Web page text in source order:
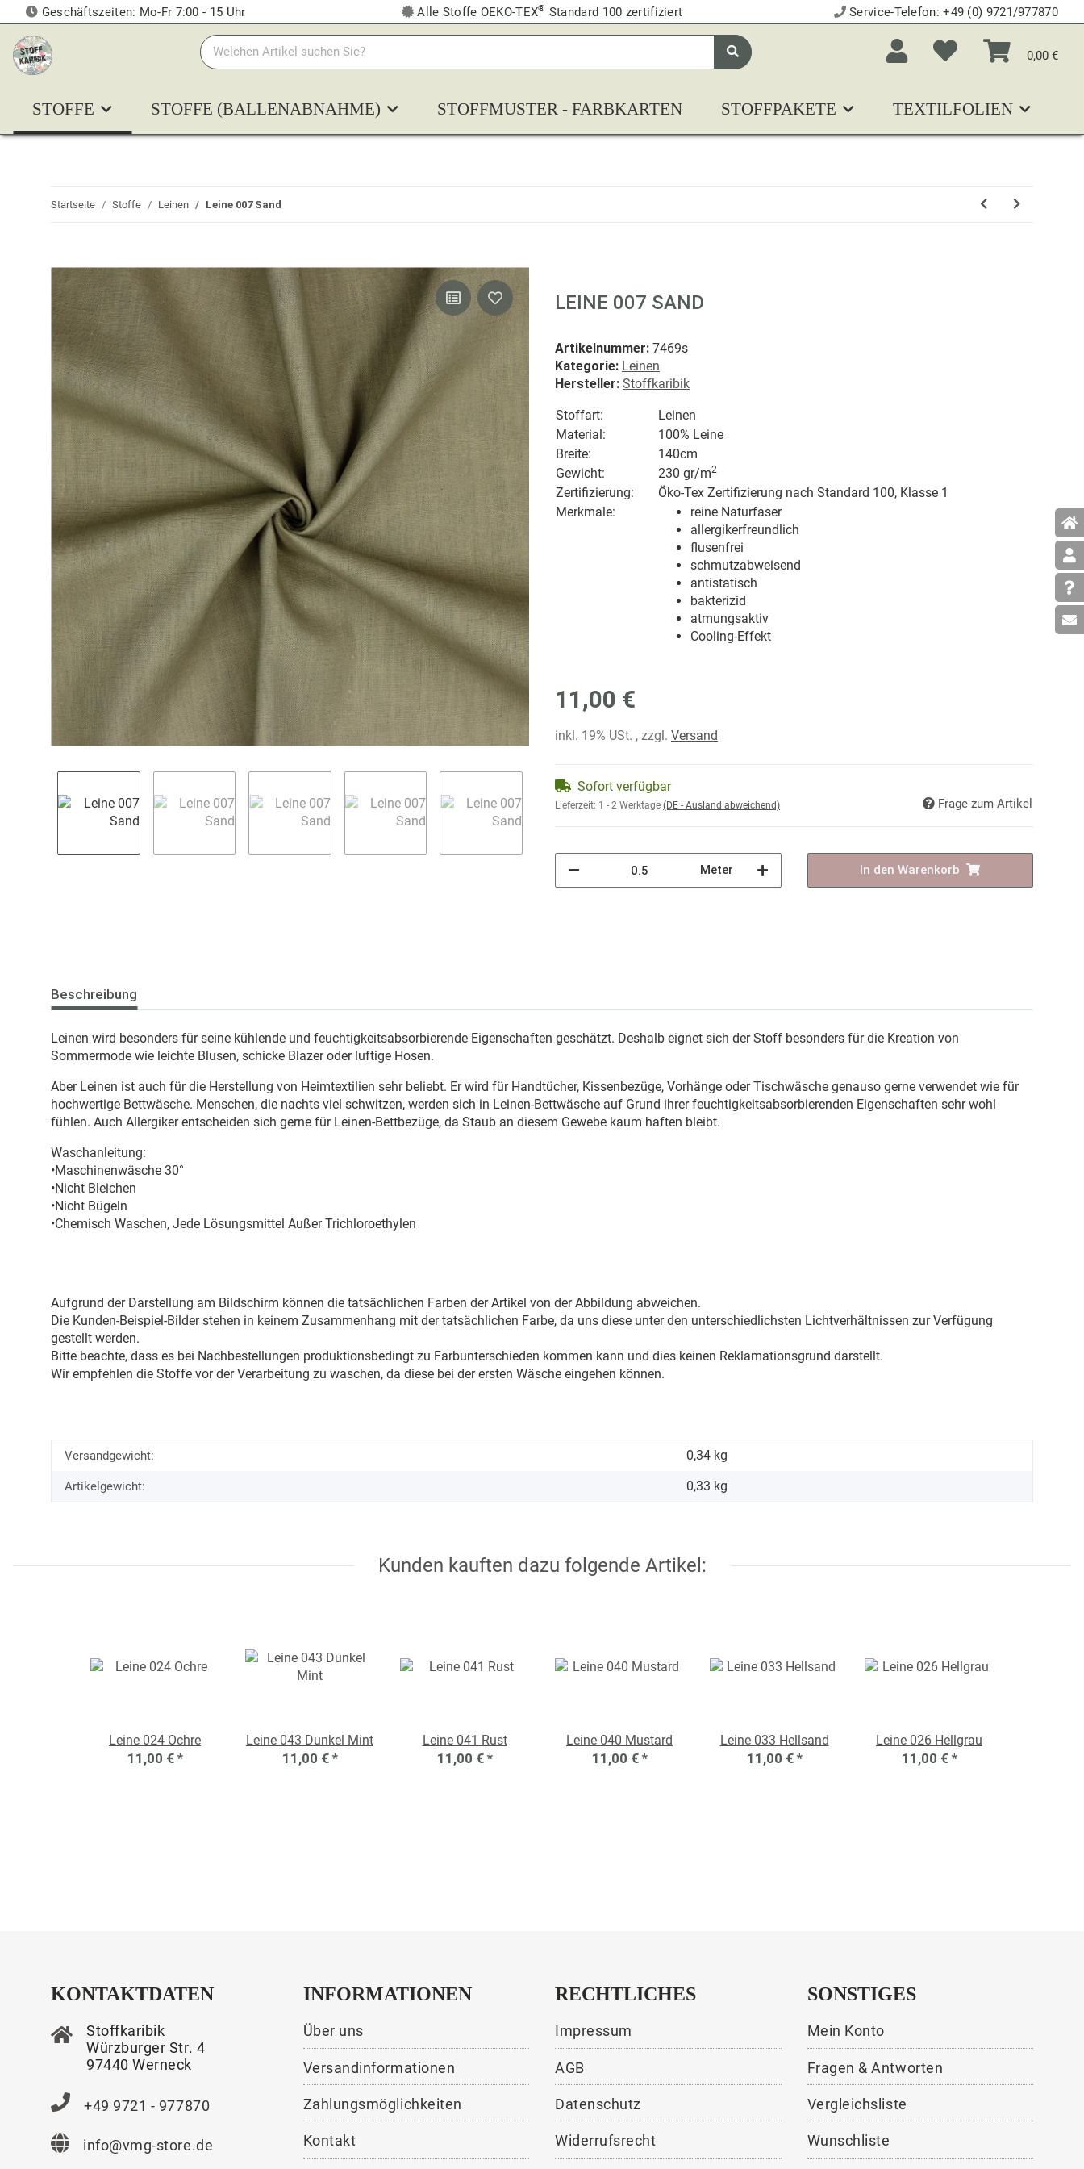
Geschäftszeiten: Mo-Fr 7:00 - 15 Uhr Alle Stoffe OEKO-TEX® Standard 100 zertifiziert Service-Telefon:+49 (0) 9721/977870
0,00 €
STOFFE STOFFE (BALLENABNAHME) STOFFMUSTER - FARBKARTEN STOFFPAKETE TEXTILFOLIEN
Startseite Stoffe Leinen Leine 007 Sand
LEINE 007 SAND
Artikelnummer: 7469s
Kategorie: Leinen
Hersteller: Stoffkaribik
Stoffart:
Leinen
Material:
100% Leine
Breite:
140cm
Gewicht:
230 gr/m2
Zertifizierung:
Öko-Tex Zertifizierung nach Standard 100, Klasse 1
Merkmale:
reine Naturfaser
allergikerfreundlich
flusenfrei
schmutzabweisend
antistatisch
bakterizid
atmungsaktiv
Cooling-Effekt
11,00 €
inkl. 19% USt. , zzgl. Versand
Sofort verfügbar
Lieferzeit: 1 - 2 Werktage (DE - Ausland abweichend) Frage zum Artikel
Meter In den Warenkorb
Beschreibung
Leinen wird besonders für seine kühlende und feuchtigkeitsabsorbierende Eigenschaften geschätzt. Deshalb eignet sich der Stoff besonders für die Kreation von
Sommermode wie leichte Blusen, schicke Blazer oder luftige Hosen.
Aber Leinen ist auch für die Herstellung von Heimtextilien sehr beliebt. Er wird für Handtücher, Kissenbezüge, Vorhänge oder Tischwäsche genauso gerne verwendet wie für
hochwertige Bettwäsche. Menschen, die nachts viel schwitzen, werden sich in Leinen-Bettwäsche auf Grund ihrer feuchtigkeitsabsorbierenden Eigenschaften sehr wohl
fühlen. Auch Allergiker entscheiden sich gerne für Leinen-Bettbezüge, da Staub an diesem Gewebe kaum haften bleibt.
Waschanleitung:
•Maschinenwäsche 30°
•Nicht Bleichen
•Nicht Bügeln
•Chemisch Waschen, Jede Lösungsmittel Außer Trichloroethylen
Aufgrund der Darstellung am Bildschirm können die tatsächlichen Farben der Artikel von der Abbildung abweichen.
Die Kunden-Beispiel-Bilder stehen in keinem Zusammenhang mit der tatsächlichen Farbe, da uns diese unter den unterschiedlichsten Lichtverhältnissen zur Verfügung
gestellt werden.
Bitte beachte, dass es bei Nachbestellungen produktionsbedingt zu Farbunterschieden kommen kann und dies keinen Reklamationsgrund darstellt.
Wir empfehlen die Stoffe vor der Verarbeitung zu waschen, da diese bei der ersten Wäsche eingehen können.
Versandgewicht: 0,34 kg
Artikelgewicht: 0,33 kg
Kunden kauften dazu folgende Artikel:
Leine 024 Ochre
11,00 € *
Leine 043 Dunkel Mint
11,00 € *
Leine 041 Rust
11,00 € *
Leine 040 Mustard
11,00 € *
Leine 033 Hellsand
11,00 € *
Leine 026 Hellgrau
11,00 € *
KONTAKTDATEN
Stoffkaribik
Würzburger Str. 4
97440 Werneck
+49 9721 - 977870
info@vmg-store.de
INFORMATIONEN
Über uns
Versandinformationen
Zahlungsmöglichkeiten
Kontakt
RECHTLICHES
Impressum
AGB
Datenschutz
Widerrufsrecht
SONSTIGES
Mein Konto
Fragen & Antworten
Vergleichsliste
Wunschliste